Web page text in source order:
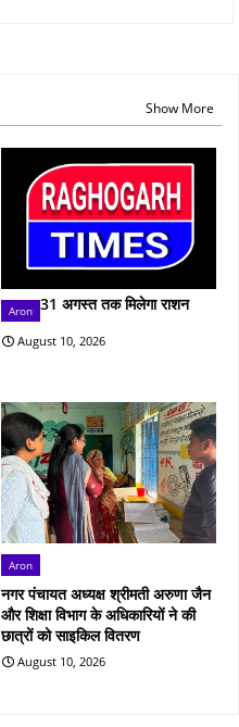
Show More
Aron 31 अगस्त तक मिलेगा राशन
August 10, 2026
Aron
नगर पंचायत अध्यक्ष श्रीमती अरुणा जैन
और शिक्षा विभाग के अधिकारियों ने की
छात्रों को साइकिल वितरण
August 10, 2026